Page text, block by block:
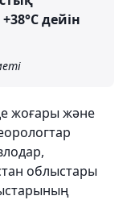
дейін
жоғары және
облыстары